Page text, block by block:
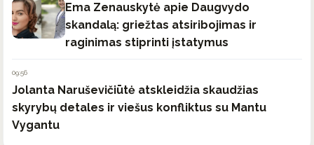
Ema Zenauskytė apie Daugvydo
skandalą: griežtas atsiribojimas ir
raginimas stiprinti įstatymus
09:56
Jolanta Naruševičiūtė atskleidžia skaudžias
skyrybų detales ir viešus konfliktus su Mantu
Vygantu